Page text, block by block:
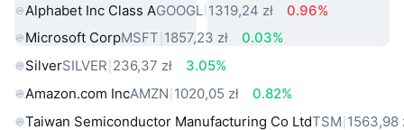
Alphabet Inc Class AGOOGL 1319,24 zł
0.96%
Microsoft CorpMSFT 1857,23 zł
0.03%
SilverSILVER 236,37 zł
3.05%
Amazon.com IncAMZN 1020,05 zł
0.82%
Taiwan Semiconductor Manufacturing Co LtdTSM 1563,98